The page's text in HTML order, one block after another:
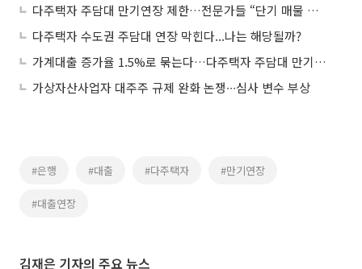
다주택자 주담대 만기연장 제한…전문가들 “단기 매물 출회 유도할 것”
다주택자 수도권 주담대 연장 막힌다...나는 해당될까?
가계대출 증가율 1.5%로 묶는다…다주택자 주담대 만기연장도 제한
가상자산사업자 대주주 규제 완화 논쟁∙∙∙심사 변수 부상
#은행 #대출 #다주택자 #만기연장
#대출연장
김재은 기자의 주요 뉴스